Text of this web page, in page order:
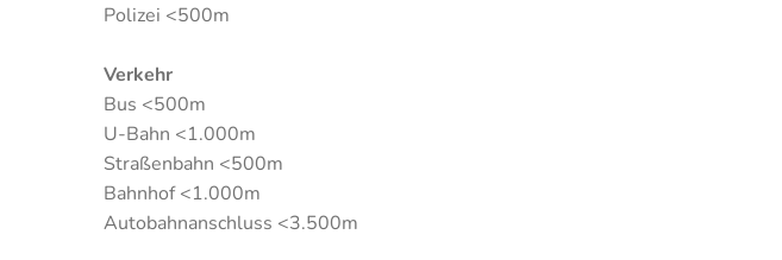
Polizei <500m
Verkehr
Bus <500m
U-Bahn <1.000m
Straßenbahn <500m
Bahnhof <1.000m
Autobahnanschluss <3.500m